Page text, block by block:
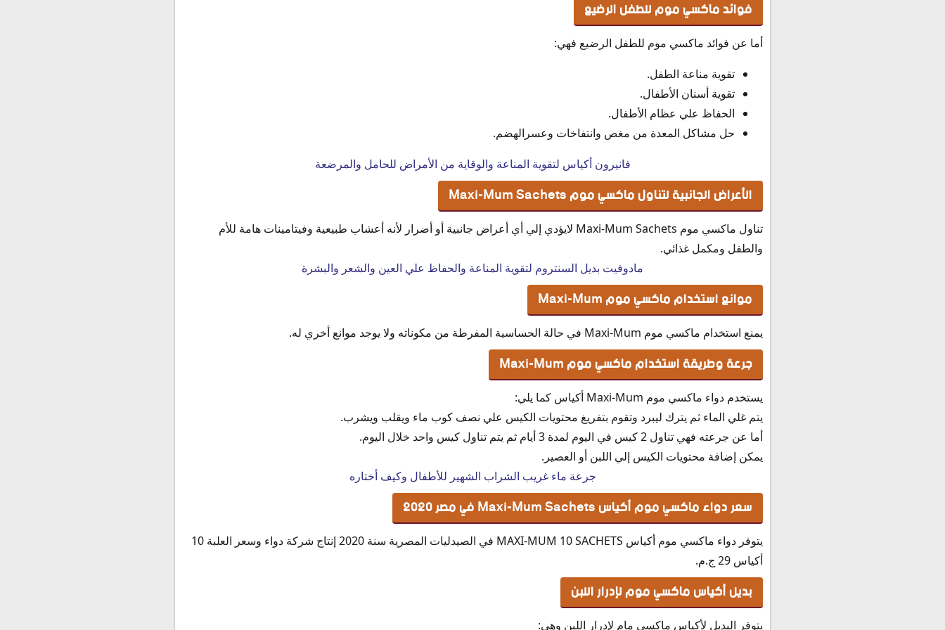
فوائد ماكسي موم للطفل الرضيع
أما عن فوائد ماكسي موم للطفل الرضيع فهي:
تقوية مناعة الطفل.
تقوية أسنان الأطفال.
الحفاظ علي عظام الأطفال.
حل مشاكل المعدة من مغص وانتفاخات وعسرالهضم.
فانيرون أكياس لتقوية المناعة والوقاية من الأمراض للحامل والمرضعة
الأعراض الجانبية لتناول ماكسي موم Maxi-Mum Sachets
تناول ماكسي موم Maxi-Mum Sachets لايؤدي إلي أي أعراض جانبية أو أضرار لأنه أعشاب طبيعية وفيتامينات هامة للأم
والطفل ومكمل غذائي.
مادوفيت بديل السنتروم لتقوية المناعة والحفاظ علي العين والشعر والبشرة
موانع استخدام ماكسي موم Maxi-Mum
يمنع استخدام ماكسي موم Maxi-Mum في حالة الحساسية المفرطة من مكوناته ولا يوجد موانع أخري له.
جرعة وطريقة استخدام ماكسي موم Maxi-Mum
يستخدم دواء ماكسي موم Maxi-Mum أكياس كما يلي:
يتم غلي الماء ثم يترك ليبرد وتقوم بتفريغ محتويات الكيس علي نصف كوب ماء ويقلب ويشرب.
أما عن جرعته فهي تناول 2 كيس في اليوم لمدة 3 أيام ثم يتم تناول كيس واحد خلال اليوم.
يمكن إضافة محتويات الكيس إلي اللبن أو العصير.
جرعة ماء غريب الشراب الشهير للأطفال وكيف أختاره
سعر دواء ماكسي موم أكياس Maxi-Mum Sachets في مصر 2020
يتوفر دواء ماكسي موم أكياس MAXI-MUM 10 SACHETS في الصيدليات المصرية سنة 2020 إنتاج شركة دواء وسعر العلبة 10
أكياس 29 ج.م.
بديل أكياس ماكسي موم لإدرار اللبن
يتوفر البديل لأكياس ماكسي مام لإدرار اللبن وهي: